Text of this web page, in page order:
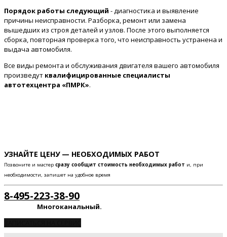
Порядок работы следующий - диагностика и выявление
причины неисправности. Разборка, ремонт или замена
вышедших из строя деталей и узлов. После этого выполняется
сборка, повторная проверка того, что неисправность устранена и
выдача автомобиля.
Все виды ремонта и обслуживания двигателя вашего автомобиля
произведут квалифицированные специалисты
автотехцентра «ПМРК».
УЗНАЙТЕ ЦЕНУ — НЕОБХОДИМЫХ РАБОТ
Позвоните и мастер сразу сообщит стоимость необходимых работ и, при
необходимости, запишет на удобное время
8-495-223-38-90
Многоканальный.